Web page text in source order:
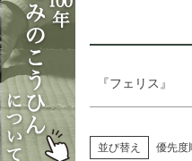
『フェリス』
並び替え 優先度